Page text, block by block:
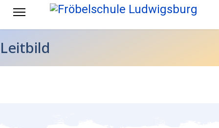
Leitbild